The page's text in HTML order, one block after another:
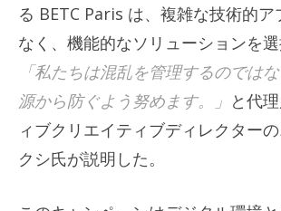
る BETC Paris は、複雑な技術的ア
なく、機能的なソリューションを選
「私たちは混乱を管理するのでは
源から防ぐよう努めます。」 と代
ィブクリエイティブディレクター
クシ氏が説明した。